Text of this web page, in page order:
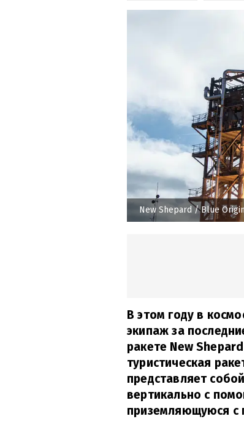
New Shepard / Blue
В этом году в
экипаж за
ракете New
туристическая
представляет
вертикально с
приземляющуюся